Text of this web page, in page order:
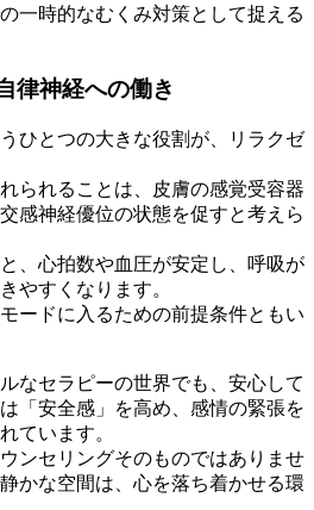
一時的なむくみ対策として捉える
律神経への働き
ひとつの大きな役割が、リラクゼ
られることは、皮膚の感覚受容器
感神経優位の状態を促すと考えら
、心拍数や血圧が安定し、呼吸が
やすくなります。
ードに入るための前提条件ともい
なセラピーの世界でも、安心して
「安全感」を高め、感情の緊張を
ています。
ンセリングそのものではありませ
かな空間は、心を落ち着かせる環